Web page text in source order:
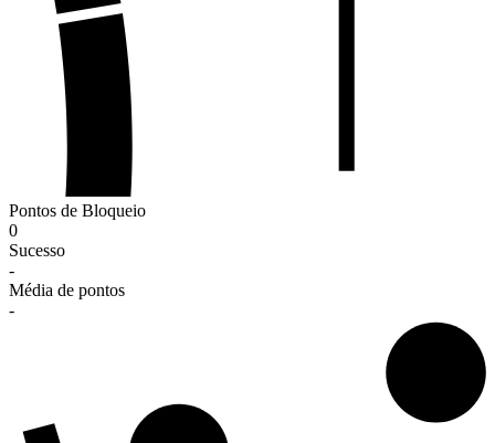
Pontos de Bloqueio
0
Sucesso
-
Média de pontos
-